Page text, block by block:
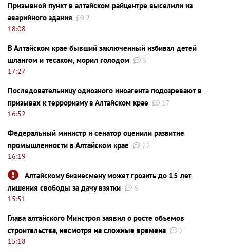
Призывной пункт в алтайском райцентре выселили из
аварийного здания
2
18:08
В Алтайском крае бывший заключенный избивал детей
шлангом и тесаком, морил голодом
5
17:27
Последовательницу одиозного иноагента подозревают в
призывах к терроризму в Алтайском крае
17
16:52
Федеральный министр и сенатор оценили развитие
промышленности в Алтайском крае
22
16:19
Алтайскому бизнесмену может грозить до 15 лет
лишения свободы за дачу взятки
6
15:51
Глава алтайского Минстроя заявил о росте объемов
строительства, несмотря на сложные времена
2
15:18